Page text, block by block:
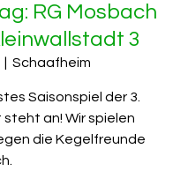
RG Mosbach
3
Schaafheim
Saisonspiel der 3.
an! Wir spielen
die Kegelfreunde